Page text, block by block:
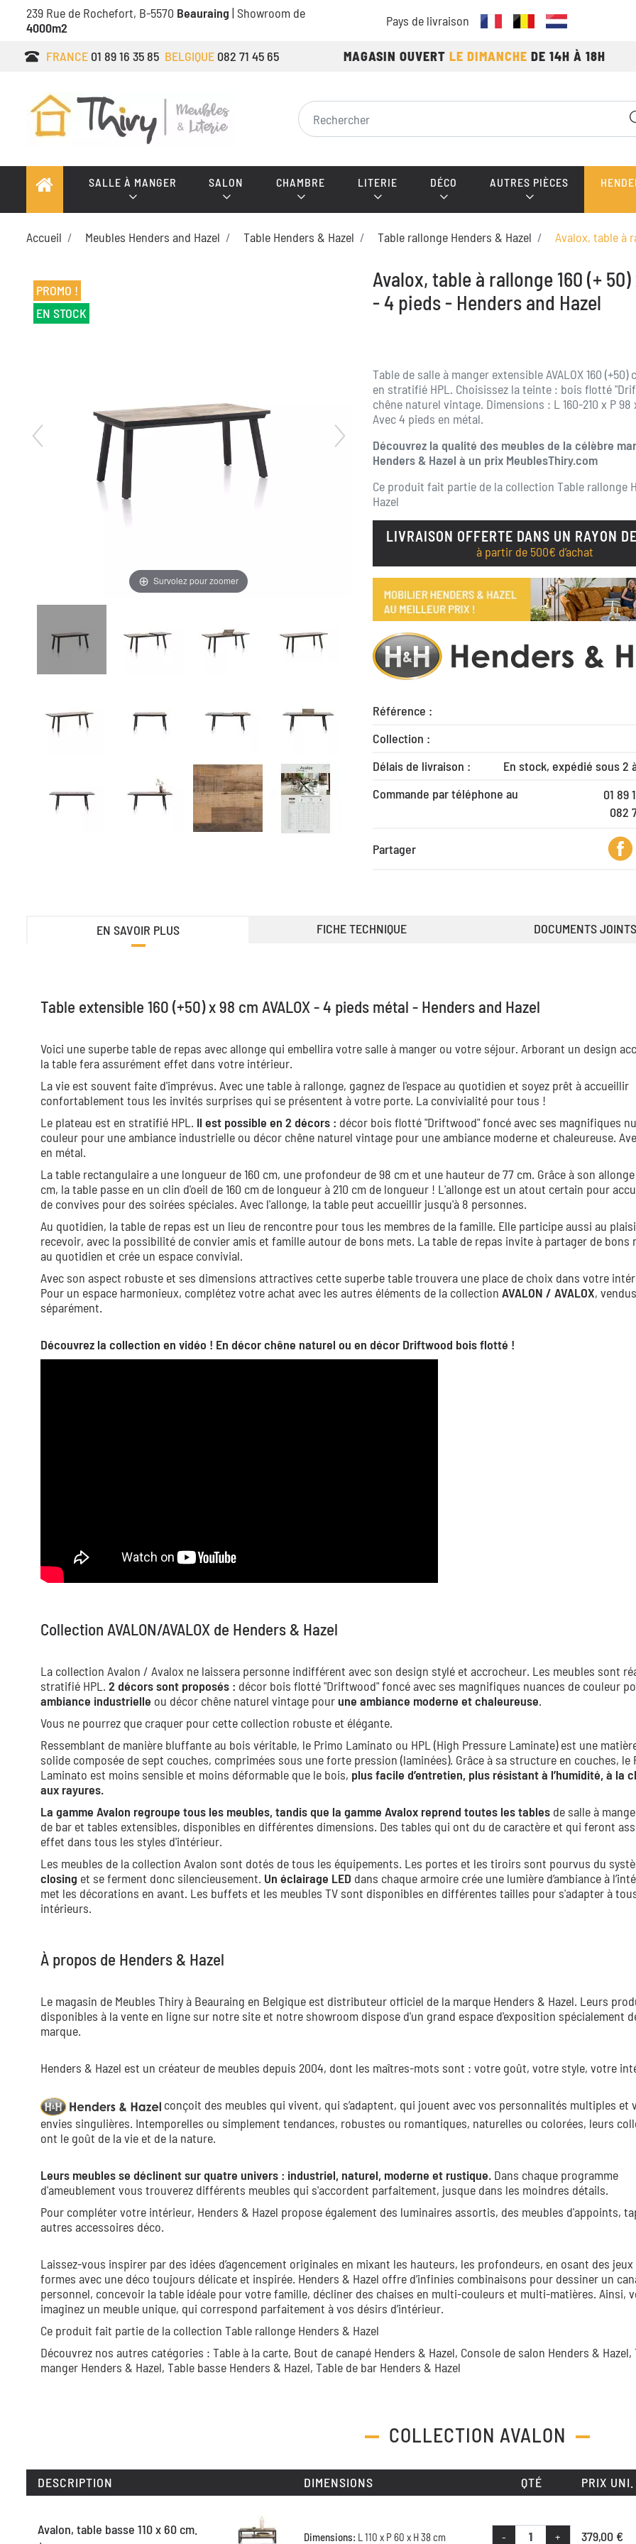
239 Rue de Rochefort, B-5570 Beauraing | Showroom de
4000m2
Pays de livraison
FRANCE 01 89 16 35 85 BELGIQUE 082 71 45 65 MAGASIN OUVERT LE DIMANCHE DE 14H À 18H
SALLE À MANGER SALON CHAMBRE LITERIE DÉCO AUTRES PIÈCES
Accueil Meubles Henders and Hazel Table Henders & Hazel Table rallonge Henders & Hazel Avalox, table à
PROMO !
EN STOCK
Survolez pour zoomer
Avalox, table à rallonge 160 (+
- 4 pieds - Henders and Hazel
Table de salle à manger extensible AVALOX 160 (+50)
en stratifié HPL. Choisissez la teinte : bois flotté
chêne naturel vintage. Dimensions : L 160-210 x P 98
Avec 4 pieds en métal.
Découvrez la qualité des meubles de la célèbre
Henders & Hazel à un prix MeublesThiry.com
Ce produit fait partie de la collection Table rallonge
Hazel
LIVRAISON OFFERTE DANS UN RAYON
à partir de 500€ d’achat
Référence :
Collection :
Délais de livraison :
En stock, expédié sous 2
Commande par téléphone au
01 89
082
Partager
EN SAVOIR PLUS FICHE TECHNIQUE DOCUMENTS JOINTS
Table extensible 160 (+50) x 98 cm AVALOX - 4 pieds métal - Henders and Hazel
Voici une superbe table de repas avec allonge qui embellira votre salle à manger ou votre séjour. Arborant un design
la table fera assurément effet dans votre intérieur.
La vie est souvent faite d'imprévus. Avec une table à rallonge, gagnez de l'espace au quotidien et soyez prêt à accueillir
confortablement tous les invités surprises qui se présentent à votre porte. La convivialité pour tous !
Le plateau est en stratifié HPL. Il est possible en 2 décors : décor bois flotté "Driftwood" foncé avec ses magnifiques
couleur pour une ambiance industrielle ou décor chêne naturel vintage pour une ambiance moderne et chaleureuse.
en métal.
La table rectangulaire a une longueur de 160 cm, une profondeur de 98 cm et une hauteur de 77 cm. Grâce à son
cm, la table passe en un clin d'oeil de 160 cm de longueur à 210 cm de longueur ! L'allonge est un atout certain pour
de convives pour des soirées spéciales. Avec l'allonge, la table peut accueillir jusqu'à 8 personnes.
Au quotidien, la table de repas est un lieu de rencontre pour tous les membres de la famille. Elle participe aussi au
recevoir, avec la possibilité de convier amis et famille autour de bons mets. La table de repas invite à partager de bons
au quotidien et crée un espace convivial.
Avec son aspect robuste et ses dimensions attractives cette superbe table trouvera une place de choix dans votre
Pour un espace harmonieux, complétez votre achat avec les autres éléments de la collection AVALON / AVALOX, vendus
séparément.
Découvrez la collection en vidéo ! En décor chêne naturel ou en décor Driftwood bois flotté !
Collection AVALON/AVALOX de Henders & Hazel
La collection Avalon / Avalox ne laissera personne indifférent avec son design stylé et accrocheur. Les meubles sont
stratifié HPL. 2 décors sont proposés : décor bois flotté "Driftwood" foncé avec ses magnifiques nuances de couleur
ambiance industrielle ou décor chêne naturel vintage pourune ambiance moderne et chaleureuse.
Vous ne pourrez que craquer pour cette collection robuste et élégante.
Ressemblant de manière bluffante au bois véritable, le Primo Laminato ou HPL (High Pressure Laminate) est une
solide composée de sept couches, comprimées sous une forte pression (laminées). Grâce à sa structure en couches, le
Laminato est moins sensible et moins déformable que le bois, plus facile d’entretien, plus résistant à l’humidité, à la
aux rayures.
La gamme Avalon regroupe tous les meubles, tandis que la gamme Avalox reprend toutes les tables de salle à
de bar et tables extensibles, disponibles en différentes dimensions. Des tables qui ont du de caractère et qui feront
effet dans tous les styles d'intérieur.
Les meubles de la collection Avalon sont dotés de tous les équipements. Les portes et les tiroirs sont pourvus du
closing et se ferment donc silencieusement. Un éclairage LED dans chaque armoire crée une lumière d’ambiance à
met les décorations en avant. Les buffets et les meubles TV sont disponibles en différentes tailles pour s'adapter à
intérieurs.
À propos de Henders & Hazel
Le magasin de Meubles Thiry à Beauraing en Belgique est distributeur officiel de la marque Henders & Hazel. Leurs
disponibles à la vente en ligne sur notre site et notre showroom dispose d'un grand espace d'exposition spécialement
marque.
Henders & Hazel est un créateur de meubles depuis 2004, dont les maîtres-mots sont : votre goût, votre style, votre
conçoit des meubles qui vivent, qui s’adaptent, qui jouent avec vos personnalités multiples et
envies singulières. Intemporelles ou simplement tendances, robustes ou romantiques, naturelles ou colorées, leurs
ont le goût de la vie et de la nature.
Leurs meubles se déclinent sur quatre univers : industriel, naturel, moderne et rustique. Dans chaque programme
d'ameublement vous trouverez différents meubles qui s'accordent parfaitement, jusque dans les moindres détails.
Pour compléter votre intérieur, Henders & Hazel propose également des luminaires assortis, des meubles d'appoints,
autres accessoires déco.
Laissez-vous inspirer par des idées d’agencement originales en mixant les hauteurs, les profondeurs, en osant des jeux
formes avec une déco toujours délicate et inspirée. Henders & Hazel offre d’infinies combinaisons pour dessiner un
personnel, concevoir la table idéale pour votre famille, décliner des chaises en multi-couleurs et multi-matières. Ainsi,
imaginez un meuble unique, qui correspond parfaitement à vos désirs d’intérieur.
Ce produit fait partie de la collection Table rallonge Henders & Hazel
Découvrez nos autres catégories : Table à la carte, Bout de canapé Henders & Hazel, Console de salon Henders & Hazel,
manger Henders & Hazel, Table basse Henders & Hazel, Table de bar Henders & Hazel
COLLECTION AVALON
DESCRIPTION DIMENSIONS QTÉ PRIX UNI.
Avalon, table basse 110 x 60 cm.
Dimensions: L 110 x P 60 x H 38 cm - + 379,00 €